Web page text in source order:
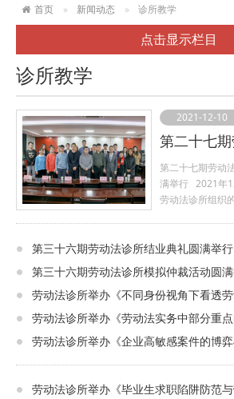
首页 新闻动态 诊所教学
点击显示栏目
诊所教学
2021-12-10
第二十七期劳动
满举行 2021年
劳动法诊所组织
长薛亮、碑林区
猛、长安区劳动
飞、高新区劳动
明明、高新区劳
树、碑林区劳动
洋、陕西丰瑞律
岗、西北政法大
副院长薛亮代表
第三十六期劳动法诊所结业典礼圆满举行
第三十六期劳动法诊所模拟仲裁活动圆